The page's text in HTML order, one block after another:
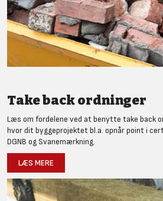
Take back ordninger
Læs om fordelene ved at benytte take back
hvor dit byggeprojektet bl.a. opnår point i
DGNB og Svanemærkning.
LÆS MERE